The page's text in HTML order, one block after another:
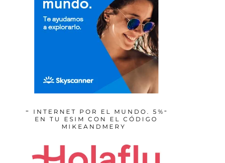
INTERNET POR EL MUNDO. 5%
EN TU ESIM CON EL CÓDIGO
MIKEANDMERY